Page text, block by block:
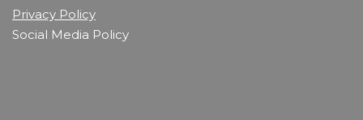
Privacy Policy
Social Media Policy